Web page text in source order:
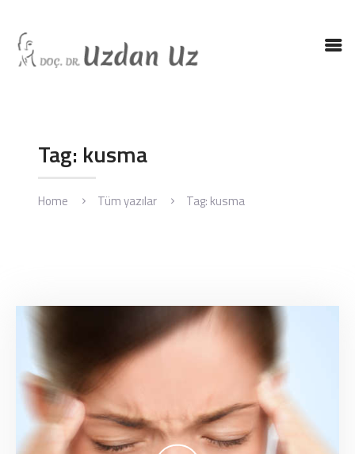
Tag: kusma
Home Tüm yazılar Tag: kusma
KBB HASTALIKLARI
KBB AMELIYATLARI
BLOG